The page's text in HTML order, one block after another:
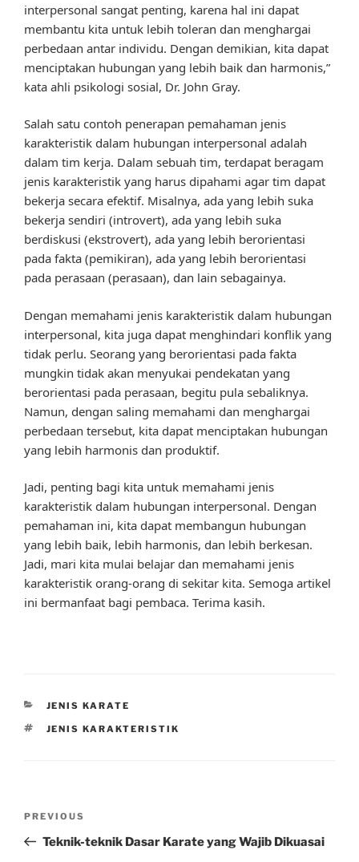
interpersonal sangat penting, karena hal ini dapat
membantu kita untuk lebih toleran dan menghargai
perbedaan antar individu. Dengan demikian, kita dapat
menciptakan hubungan yang lebih baik dan harmonis,”
kata ahli psikologi sosial, Dr. John Gray.
Salah satu contoh penerapan pemahaman jenis
karakteristik dalam hubungan interpersonal adalah
dalam tim kerja. Dalam sebuah tim, terdapat beragam
jenis karakteristik yang harus dipahami agar tim dapat
bekerja secara efektif. Misalnya, ada yang lebih suka
bekerja sendiri (introvert), ada yang lebih suka
berdiskusi (ekstrovert), ada yang lebih berorientasi
pada fakta (pemikiran), ada yang lebih berorientasi
pada perasaan (perasaan), dan lain sebagainya.
Dengan memahami jenis karakteristik dalam hubungan
interpersonal, kita juga dapat menghindari konflik yang
tidak perlu. Seorang yang berorientasi pada fakta
mungkin tidak akan menyukai pendekatan yang
berorientasi pada perasaan, begitu pula sebaliknya.
Namun, dengan saling memahami dan menghargai
perbedaan tersebut, kita dapat menciptakan hubungan
yang lebih harmonis dan produktif.
Jadi, penting bagi kita untuk memahami jenis
karakteristik dalam hubungan interpersonal. Dengan
pemahaman ini, kita dapat membangun hubungan
yang lebih baik, lebih harmonis, dan lebih berkesan.
Jadi, mari kita mulai belajar dan memahami jenis
karakteristik orang-orang di sekitar kita. Semoga artikel
ini bermanfaat bagi pembaca. Terima kasih.
CATEGORIES
JENIS KARATE
TAGS
JENIS KARAKTERISTIK
Previous
Post
PREVIOUS
Teknik-teknik Dasar Karate yang Wajib Dikuasai